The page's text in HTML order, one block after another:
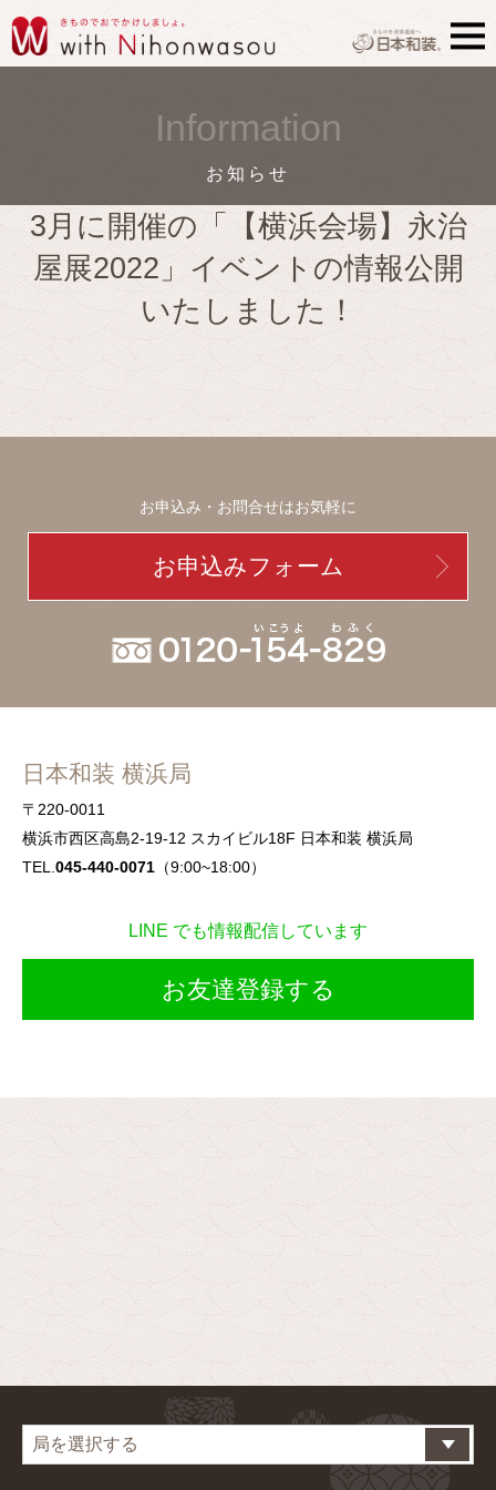
Information
お知らせ
3月に開催の「【横浜会場】永治
屋展2022」イベントの情報公開
いたしました！
お申込み・お問合せはお気軽に
お申込みフォーム
日本和装 横浜局
〒220-0011
横浜市西区高島2-19-12 スカイビル18F 日本和装 横浜局
TEL. 045-440-0071 （9:00~18:00）
LINE でも情報配信しています
お友達登録する